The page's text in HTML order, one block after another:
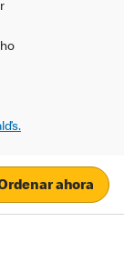
ahora